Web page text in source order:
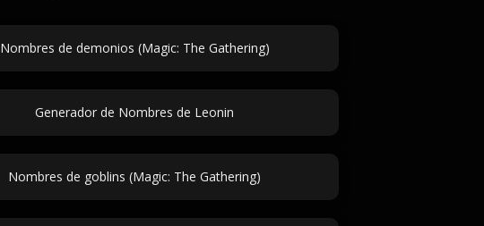
Nombres de demonios (Magic: The Gathering)
Generador de Nombres de Leonin
Nombres de goblins (Magic: The Gathering)